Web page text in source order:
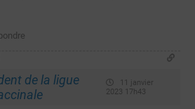
de la ligue
11 janvier
2023 17h43